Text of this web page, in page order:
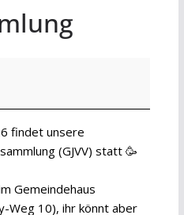
findet unsere
(GJVV) statt 🥳
Gemeindehaus
Weg 10), ihr könnt aber